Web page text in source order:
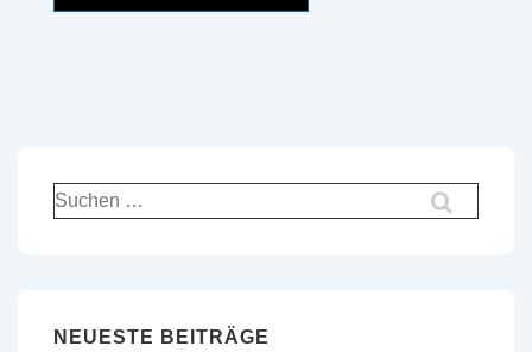
Suchen
nach:
NEUESTE BEITRÄGE